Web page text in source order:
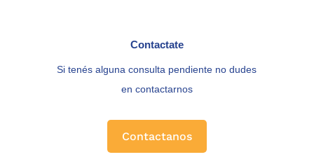
Contactate
Si tenés alguna consulta pendiente no dudes
en contactarnos
Contactanos